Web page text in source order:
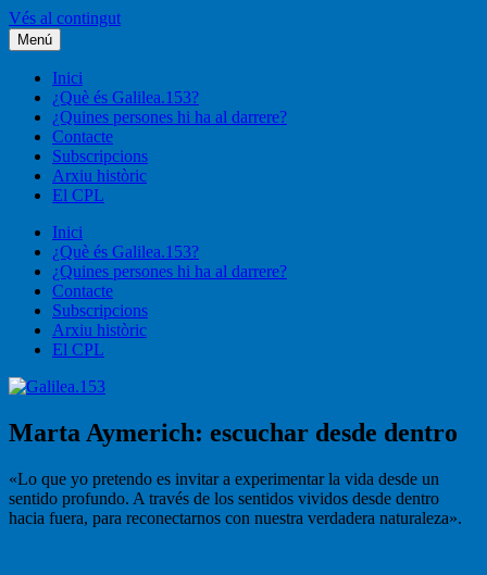
Vés al contingut
Galilea.153
Liturgia, pastoral, vida cristiana
Menú
Inici
¿Què és Galilea.153?
¿Quines persones hi ha al darrere?
Contacte
Subscripcions
Arxiu històric
El CPL
Inici
¿Què és Galilea.153?
¿Quines persones hi ha al darrere?
Contacte
Subscripcions
Arxiu històric
El CPL
Marta Aymerich: escuchar desde dentro
«Lo que yo pretendo es invitar a experimentar la vida desde un
sentido profundo. A través de los sentidos vividos desde dentro
hacia fuera, para reconectarnos con nuestra verdadera naturaleza».